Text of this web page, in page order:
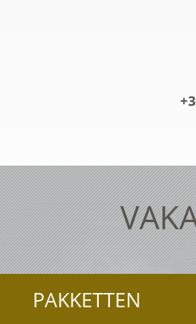
PAKKETTEN